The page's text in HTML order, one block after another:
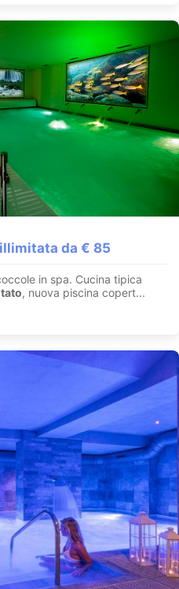
da € 85
in spa. Cucina tipica
, nuova piscina copert...